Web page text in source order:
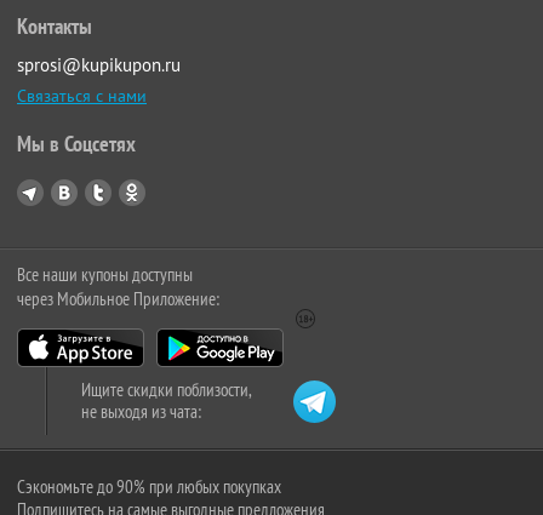
Контакты
sprosi@kupikupon.ru
Связаться с нами
Мы в Соцсетях
Все наши купоны доступны
через Мобильное Приложение:
Ищите скидки поблизости,
не выходя из чата:
Сэкономьте до 90% при любых покупках
Подпишитесь на самые выгодные предложения